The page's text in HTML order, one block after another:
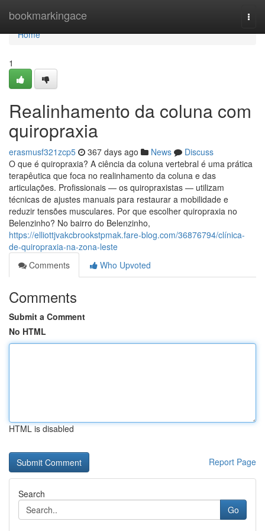
bookmarkingace
Home
Home
1
Realinhamento da coluna com
quiropraxia
erasmusf321zcp5 367 days ago News
Discuss
O que é quiropraxia? A ciência da coluna vertebral é uma prática
terapêutica que foca no realinhamento da coluna e das
articulações. Profissionais — os quiropraxistas — utilizam
técnicas de ajustes manuais para restaurar a mobilidade e
reduzir tensões musculares. Por que escolher quiropraxia no
Belenzinho? No bairro do Belenzinho,
https://elliottjvakcbrookstpmak.fare-blog.com/36876794/clínica-
de-quiropraxia-na-zona-leste
Comments
Who Upvoted
Comments
Submit a Comment
No HTML
HTML is disabled
Report Page
Search
Go